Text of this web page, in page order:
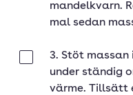
mandelkvarn.
mal sedan
3. Stöt massan
under ständig
värme. Tillsätt